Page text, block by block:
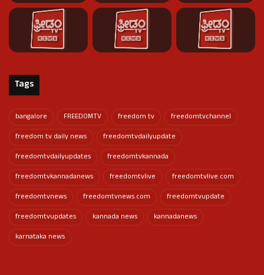
Tags
bangalore FREEDOMTV freedom tv
freedomtvchannel
freedom tv daily news
freedomtvdailyupdate
freedomtvdailyupdates
freedomtvkannada
freedomtvkannadanews
freedomtvlive
freedomtvlive.com
freedomtvnews
freedomtvnews.com
freedomtvupdate
freedomtvupdates
kannada news
kannadanews
karnataka news